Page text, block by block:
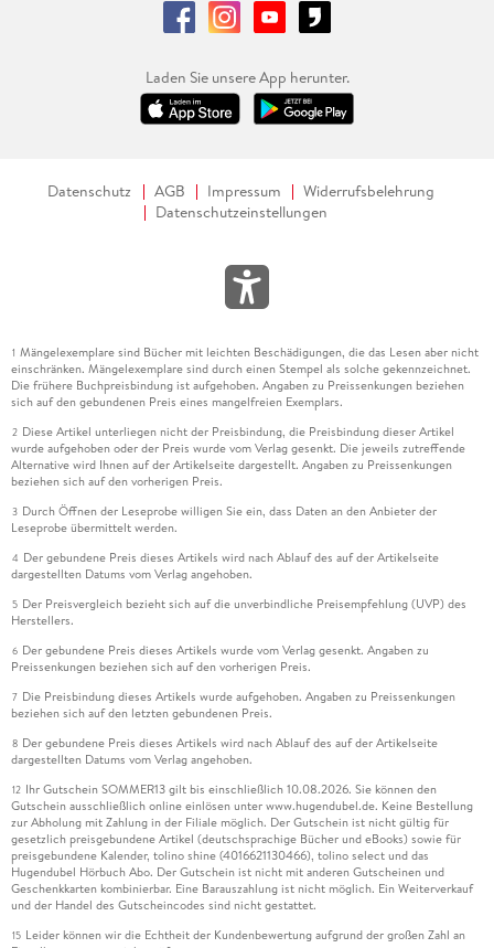
Laden Sie unsere App herunter.
Datenschutz AGB Impressum
Widerrufsbelehrung
Datenschutzeinstellungen
1 Mängelexemplare sind Bücher mit leichten Beschädigungen, die das Lesen aber nicht
einschränken. Mängelexemplare sind durch einen Stempel als solche gekennzeichnet.
Die frühere Buchpreisbindung ist aufgehoben. Angaben zu Preissenkungen beziehen
sich auf den gebundenen Preis eines mangelfreien Exemplars.
2 Diese Artikel unterliegen nicht der Preisbindung, die Preisbindung dieser Artikel
wurde aufgehoben oder der Preis wurde vom Verlag gesenkt. Die jeweils zutreffende
Alternative wird Ihnen auf der Artikelseite dargestellt. Angaben zu Preissenkungen
beziehen sich auf den vorherigen Preis.
3 Durch Öffnen der Leseprobe willigen Sie ein, dass Daten an den Anbieter der
Leseprobe übermittelt werden.
4 Der gebundene Preis dieses Artikels wird nach Ablauf des auf der Artikelseite
dargestellten Datums vom Verlag angehoben.
5 Der Preisvergleich bezieht sich auf die unverbindliche Preisempfehlung (UVP) des
Herstellers.
6 Der gebundene Preis dieses Artikels wurde vom Verlag gesenkt. Angaben zu
Preissenkungen beziehen sich auf den vorherigen Preis.
7 Die Preisbindung dieses Artikels wurde aufgehoben. Angaben zu Preissenkungen
beziehen sich auf den letzten gebundenen Preis.
8 Der gebundene Preis dieses Artikels wird nach Ablauf des auf der Artikelseite
dargestellten Datums vom Verlag angehoben.
12 Ihr Gutschein SOMMER13 gilt bis einschließlich 10.08.2026. Sie können den
Gutschein ausschließlich online einlösen unter www.hugendubel.de. Keine Bestellung
zur Abholung mit Zahlung in der Filiale möglich. Der Gutschein ist nicht gültig für
gesetzlich preisgebundene Artikel (deutschsprachige Bücher und eBooks) sowie für
preisgebundene Kalender, tolino shine (4016621130466), tolino select und das
Hugendubel Hörbuch Abo. Der Gutschein ist nicht mit anderen Gutscheinen und
Geschenkkarten kombinierbar. Eine Barauszahlung ist nicht möglich. Ein Weiterverkauf
und der Handel des Gutscheincodes sind nicht gestattet.
15 Leider können wir die Echtheit der Kundenbewertung aufgrund der großen Zahl an